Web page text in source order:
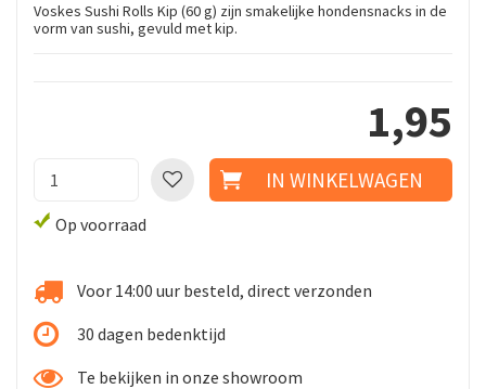
Voskes Sushi Rolls Kip (60 g) zijn smakelijke hondensnacks in de
vorm van sushi, gevuld met kip.
1,95
Op voorraad
Voor 14:00 uur besteld, direct verzonden
30 dagen bedenktijd
Te bekijken in onze showroom